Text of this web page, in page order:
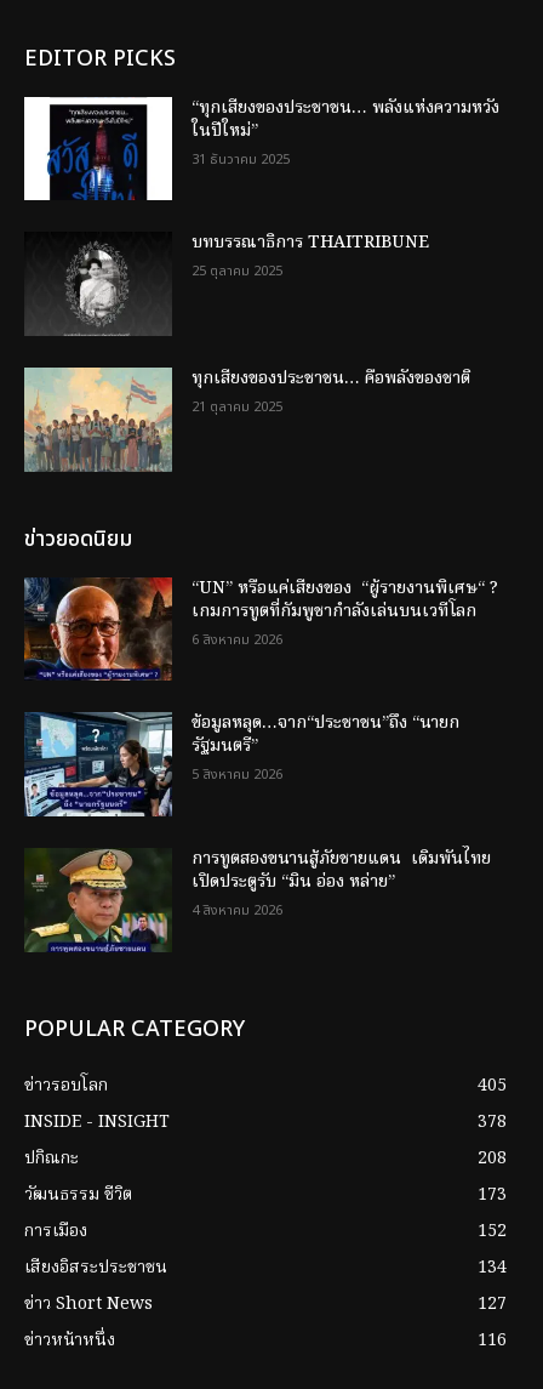
EDITOR PICKS
“ทุกเสียงของประชาชน… พลังแห่งความหวัง
ในปีใหม่”
31 ธันวาคม 2025
บทบรรณาธิการ THAITRIBUNE
25 ตุลาคม 2025
ทุกเสียงของประชาชน… คือพลังของชาติ
21 ตุลาคม 2025
ข่าวยอดนิยม
“UN” หรือแค่เสียงของ “ผู้รายงานพิเศษ“ ?
เกมการทูตที่กัมพูชากำลังเล่นบนเวทีโลก
6 สิงหาคม 2026
ข้อมูลหลุด…จาก“ประชาชน”ถึง “นายก
รัฐมนตรี”
5 สิงหาคม 2026
การทูตสองขนานสู้ภัยชายแดน เดิมพันไทย
เปิดประตูรับ “มิน อ่อง หล่าย”
4 สิงหาคม 2026
POPULAR CATEGORY
ข่าวรอบโลก
405
INSIDE - INSIGHT
378
ปกิณกะ
208
วัฒนธรรม ชีวิต
173
การเมือง
152
เสียงอิสระประชาชน
134
ข่าว Short News
127
ข่าวหน้าหนึ่ง
116